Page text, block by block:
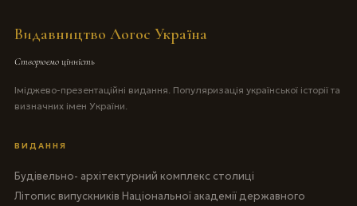
Видавництво Логос Україна
Створюємо цінність
Іміджево-презентаційні видання. Популяризація української історії та
визначних імен України.
ВИДАННЯ
Будівельно- архітектурний комплекс столиці
Літопис випускників Національної академії державного